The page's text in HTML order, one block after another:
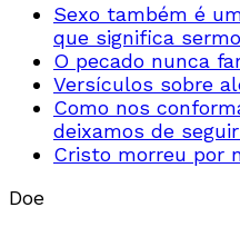
Sexo também é
que significa
O pecado nunca
Versículos sobre
Como nos
deixamos de
Cristo morreu por
Doe